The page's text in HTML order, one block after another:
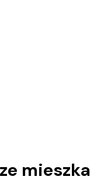
mieszka